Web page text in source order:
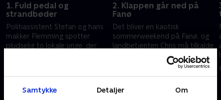
Samtykke Detaljer Om
1. Fuld pedal og
strandbøder
Politiassistent Stefan og hans
makker Flemming spotter
pludselig to lokale unge, der
2. Klappen går ned på
Fanø
Det bliver en kaotisk
sommerweekend på Fanø, og
landbetjenten Chris må tilkalde
en lægehelikopter, da færgen
til fastlandet går i stykker midt
2. oktober 2023 • 10 min
Andre så også